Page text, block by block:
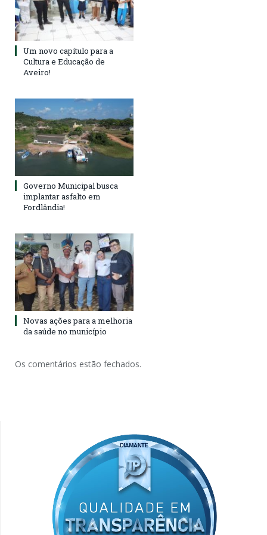
Um novo capítulo para a
Cultura e Educação de
Aveiro!
Governo Municipal busca
implantar asfalto em
Fordlândia!
Novas ações para a melhoria
da saúde no município
Os comentários estão fechados.